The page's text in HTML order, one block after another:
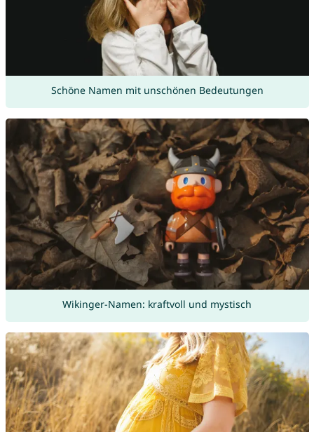
Schöne Namen mit unschönen Bedeutungen
Wikinger-Namen: kraftvoll und mystisch